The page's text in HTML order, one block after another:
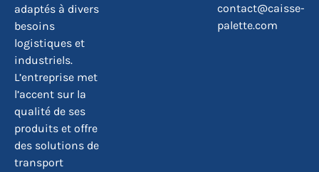
adaptés à divers
besoins
logistiques et
industriels.
L’entreprise met
l’accent sur la
qualité de ses
produits et offre
des solutions de
transport
contact@caisse-
palette.com